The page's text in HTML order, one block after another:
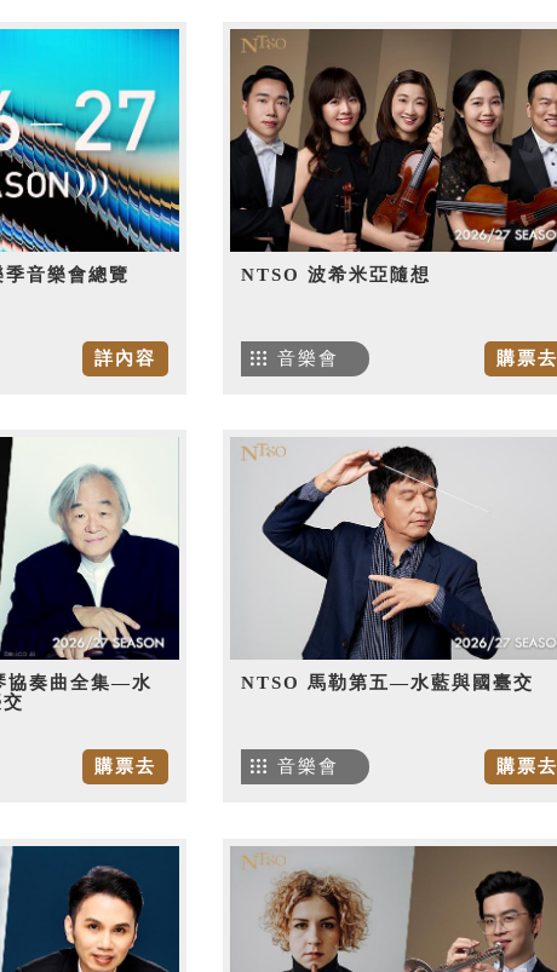
音樂會總覽
詳內容
NTSO 波希米亞隨想
購票去
音樂會
協奏曲全集—水
購票去
NTSO 馬勒第五—水藍與國臺交
購票去
音樂會